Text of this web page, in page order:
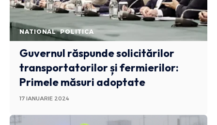
NATIONAL POLITICA
Guvernul răspunde solicitărilor
transportatorilor și fermierilor:
Primele măsuri adoptate
17 IANUARIE 2024